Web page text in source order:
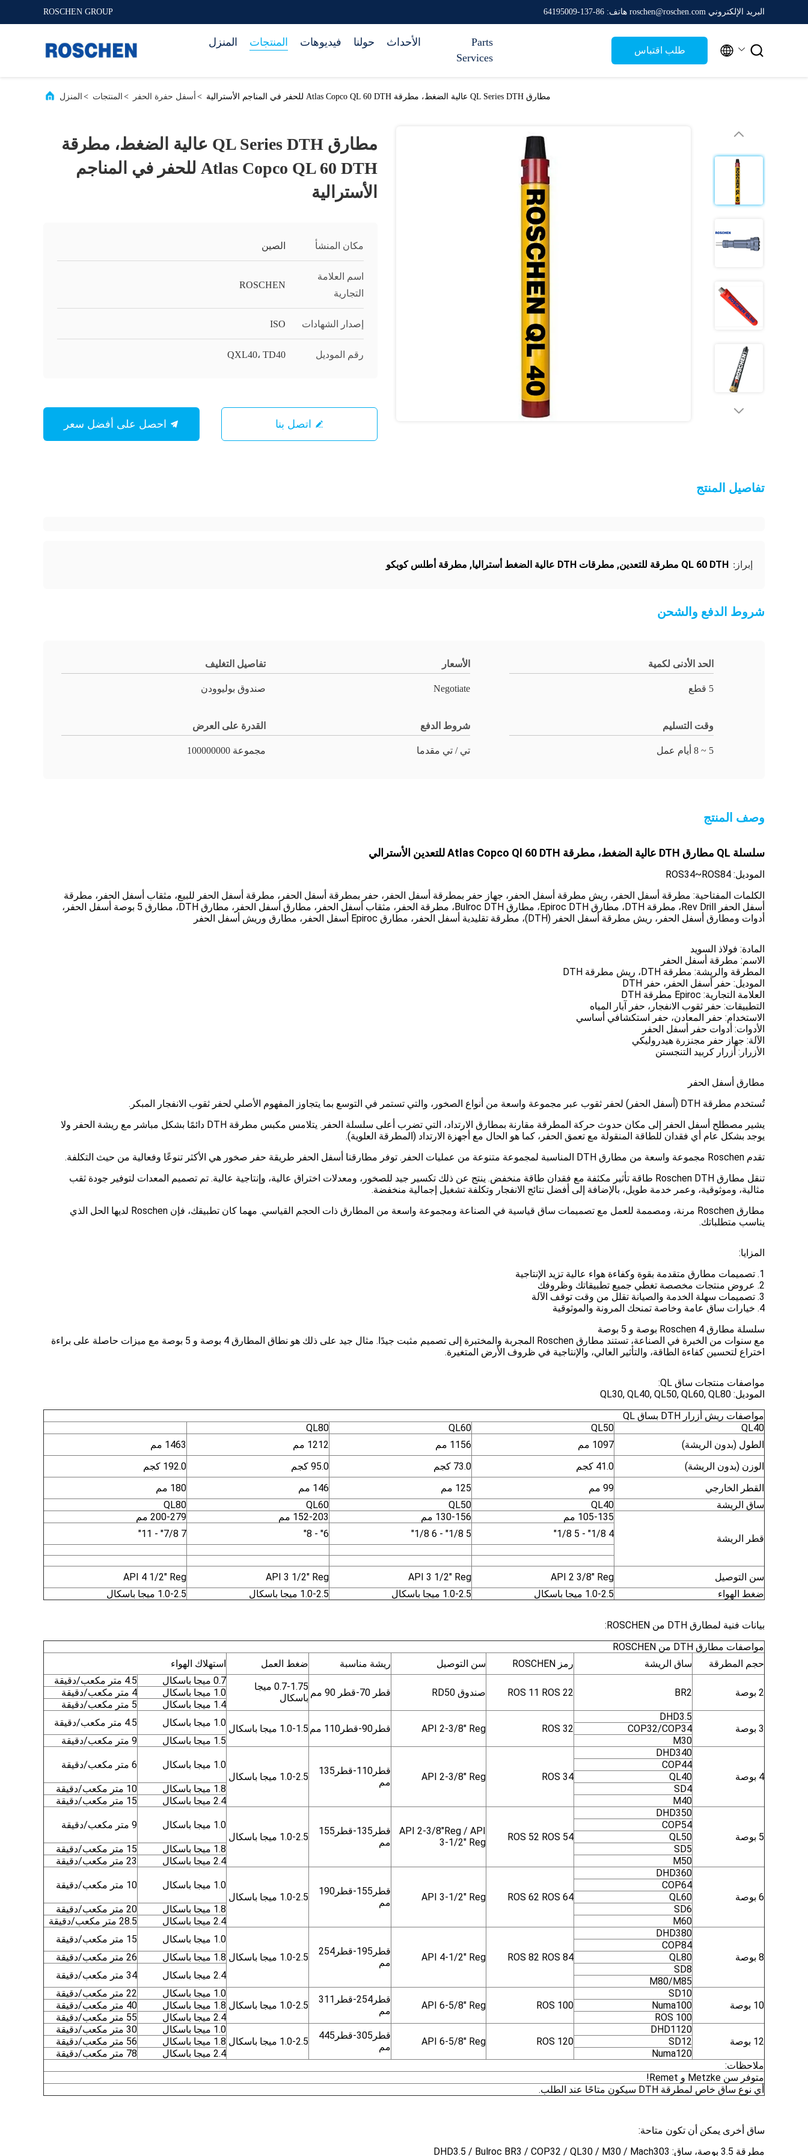
ROSCHEN GROUP البريد الإلكتروني roschen@roschen.com هاتف: 86-137-64195009
المنزل المنتجات فيديوهات حولنا الأحداث
Parts
Services
طلب اقتباس  
المنزل > المنتجات > أسفل حفرة الحفر > مطارق QL Series DTH عالية الضغط، مطرقة Atlas Copco QL 60 DTH للحفر في المناجم الأسترالية
مطارق QL Series DTH عالية الضغط، مطرقة
Atlas Copco QL 60 DTH للحفر في المناجم
الأسترالية
مكان المنشأ الصين
اسم العلامة
التجارية
ROSCHEN
إصدار الشهادات ISO
رقم الموديل QXL40، TD40
تفاصيل المنتج
إبراز: QL 60 DTH مطرقة للتعدين , مطرقات DTH عالية الضغط أستراليا , مطرقة أطلس كوبكو
شروط الدفع والشحن
الحد الأدنى لكمية
5 قطع
الأسعار
Negotiate
تفاصيل التغليف
صندوق بوليوودن
وقت التسليم
5 ~ 8 أيام عمل
شروط الدفع
تي / تي مقدما
القدرة على العرض
مجموعة 100000000
وصف المنتج
سلسلة QL مطارق DTH عالية الضغط، مطرقة Atlas Copco Ql 60 DTH للتعدين الأسترالي
الموديل: ROS34~ROS84
الكلمات المفتاحية: مطرقة أسفل الحفر، ريش مطرقة أسفل الحفر، جهاز حفر بمطرقة أسفل الحفر، حفر بمطرقة أسفل الحفر، مطرقة أسفل الحفر للبيع، مثقاب أسفل الحفر، مطرقة
أسفل الحفر Rev Drill، مطرقة DTH، مطارق Epiroc DTH، مطارق Bulroc DTH، مطرقة الحفر، مثقاب أسفل الحفر، مطارق أسفل الحفر، مطارق DTH، مطارق 5 بوصة أسفل الحفر،
أدوات ومطارق أسفل الحفر، ريش مطرقة أسفل الحفر (DTH)، مطرقة تقليدية أسفل الحفر، مطارق Epiroc أسفل الحفر، مطارق وريش أسفل الحفر
المادة: فولاذ السويد
الاسم: مطرقة أسفل الحفر
المطرقة والريشة: مطرقة DTH، ريش مطرقة DTH
الموديل: حفر أسفل الحفر، حفر DTH
العلامة التجارية:
مطرقة DTH
التطبيقات: حفر ثقوب الانفجار، حفر آبار المياه
الاستخدام: حفر المعادن، حفر استكشافي أساسي
الأدوات: أدوات حفر أسفل الحفر
الآلة: جهاز حفر مجنزرة هيدروليكي
الأزرار: أزرار كربيد التنجستن
مطارق أسفل الحفر
تُستخدم مطرقة DTH (أسفل الحفر) لحفر ثقوب عبر مجموعة واسعة من أنواع الصخور، والتي تستمر في التوسع بما يتجاوز المفهوم الأصلي لحفر ثقوب الانفجار المبكر.
يشير مصطلح أسفل الحفر إلى مكان حدوث حركة المطرقة مقارنة بمطارق الارتداد، التي تضرب أعلى سلسلة الحفر. يتلامس مكبس مطرقة DTH دائمًا بشكل مباشر مع ريشة الحفر ولا
يوجد بشكل عام أي فقدان للطاقة المنقولة مع تعمق الحفر، كما هو الحال مع أجهزة الارتداد (المطرقة العلوية).
تقدم Roschen مجموعة واسعة من مطارق DTH المناسبة لمجموعة متنوعة من عمليات الحفر. توفر مطارقنا أسفل الحفر طريقة حفر صخور هي الأكثر تنوعًا وفعالية من حيث التكلفة.
تنقل مطارق Roschen DTH طاقة تأثير مكثفة مع فقدان طاقة منخفض. ينتج عن ذلك تكسير جيد للصخور، ومعدلات اختراق عالية، وإنتاجية عالية. تم تصميم المعدات لتوفير جودة ثقب
مثالية، وموثوقية، وعمر خدمة طويل، بالإضافة إلى أفضل نتائج الانفجار وتكلفة تشغيل إجمالية منخفضة.
مطارق Roschen مرنة، ومصممة للعمل مع تصميمات ساق قياسية في الصناعة ومجموعة واسعة من المطارق ذات الحجم القياسي. مهما كان تطبيقك، فإن Roschen لديها الحل الذي
يناسب متطلباتك.
المزايا:
1. تصميمات مطارق متقدمة بقوة وكفاءة هواء عالية تزيد الإنتاجية
2. عروض منتجات مخصصة تغطي جميع تطبيقاتك وظروفك
3. تصميمات سهلة الخدمة والصيانة تقلل من وقت توقف الآلة
4. خيارات ساق عامة وخاصة تمنحك المرونة والموثوقية
سلسلة مطارق Roschen 4 بوصة و 5 بوصة
مع سنوات من الخبرة في الصناعة، تستند مطارق Roschen المجربة والمختبرة إلى تصميم مثبت جيدًا. مثال جيد على ذلك هو نطاق المطارق 4 بوصة و 5 بوصة مع ميزات حاصلة على براءة
اختراع لتحسين كفاءة الطاقة، والتأثير العالي، والإنتاجية في ظروف الأرض المتغيرة.
مواصفات منتجات ساق QL:
الموديل: QL30, QL40, QL50, QL60, QL80
مواصفات ريش أزرار DTH بساق QL
QL40
QL50
QL60
QL80
الطول (بدون الريشة)
1097 مم 1156 مم 1212 مم
1463 مم
الوزن (بدون الريشة)
41.0 كجم 73.0 كجم 95.0 كجم
192.0 كجم
القطر الخارجي
99 مم 125 مم 146 مم
180 مم
ساق الريشة
QL40
QL50
QL60
QL80
قطر الريشة
105-135 مم 130-156 مم 152-203 مم
200-279 مم
4 1/8" - 5 1/8"
5 1/8" - 6 1/8"
6" - 8"
7 7/8" - 11"
سن التوصيل API 2 3/8" Reg
API 3 1/2" Reg
API 3 1/2" Reg
API 4 1/2" Reg
ضغط الهواء
1.0-2.5 ميجا باسكال 1.0-2.5 ميجا باسكال 1.0-2.5 ميجا باسكال 1.0-2.5 ميجا باسكال
بيانات فنية لمطارق DTH من ROSCHEN:
مواصفات مطارق DTH من ROSCHEN
حجم المطرقة
ساق الريشة رمز ROSCHEN سن التوصيل ريشة مناسبة ضغط العمل استهلاك الهواء
2 بوصة BR2
ROS 11 ROS 22 صندوق RD50 قطر 70-قطر 90 مم
0.7-1.75 ميجا
باسكال
0.7 ميجا باسكال
4.5 متر مكعب/دقيقة
1.0 ميجا باسكال
4 متر مكعب/دقيقة
1.4 ميجا باسكال
5 متر مكعب/دقيقة
3 بوصة
DHD3.5
ROS 32
API 2-3/8" Reg قطر 90- قطر 110 مم 1.0-1.5 ميجا باسكال
1.0 ميجا باسكال 4.5 متر مكعب/دقيقة
COP32/COP34
M30
1.5 ميجا باسكال 9 متر مكعب/دقيقة
4 بوصة
DHD340
ROS 34
API 2-3/8" Reg
قطر 110- قطر 135
مم
1.0-2.5 ميجا باسكال
1.0 ميجا باسكال 6 متر مكعب/دقيقة
COP44
QL40
SD4
1.8 ميجا باسكال
10 متر مكعب/دقيقة
M40
2.4 ميجا باسكال 15 متر مكعب/دقيقة
5 بوصة
DHD350
ROS 52 ROS 54
API 2-3/8"Reg / API
3-1/2" Reg
قطر 135- قطر 155
مم
1.0-2.5 ميجا باسكال
1.0 ميجا باسكال 9 متر مكعب/دقيقة
COP54
QL50
SD5
1.8 ميجا باسكال
15 متر مكعب/دقيقة
M50
2.4 ميجا باسكال 23 متر مكعب/دقيقة
6 بوصة
DHD360
ROS 62 ROS 64
API 3-1/2" Reg
قطر 155- قطر 190
مم
1.0-2.5 ميجا باسكال
1.0 ميجا باسكال 10 متر مكعب/دقيقة
COP64
QL60
SD6
1.8 ميجا باسكال
20 متر مكعب/دقيقة
M60
2.4 ميجا باسكال 28.5 متر مكعب/دقيقة
8 بوصة
DHD380
ROS 82 ROS 84
API 4-1/2" Reg
قطر 195- قطر 254
مم
1.0-2.5 ميجا باسكال
1.0 ميجا باسكال 15 متر مكعب/دقيقة
COP84
QL80
1.8 ميجا باسكال
26 متر مكعب/دقيقة
SD8
2.4 ميجا باسكال 34 متر مكعب/دقيقة
M80/M85
10 بوصة
SD10
ROS 100
API 6-5/8" Reg
قطر 254- قطر 311
مم
1.0-2.5 ميجا باسكال
1.0 ميجا باسكال
22 متر مكعب/دقيقة
Numa100
1.8 ميجا باسكال
40 متر مكعب/دقيقة
ROS 100
2.4 ميجا باسكال 55 متر مكعب/دقيقة
12 بوصة
DHD1120
ROS 120
API 6-5/8" Reg
قطر 305- قطر 445
مم
1.0-2.5 ميجا باسكال
1.0 ميجا باسكال
30 متر مكعب/دقيقة
SD12
1.8 ميجا باسكال
56 متر مكعب/دقيقة
Numa120
2.4 ميجا باسكال
78 متر مكعب/دقيقة
ملاحظات:
متوفر سن Metzke و Remet!
أي نوع ساق خاص لمطرقة DTH سيكون متاحًا عند الطلب.
ساق أخرى يمكن أن تكون متاحة:
مطرقة 3.5 بوصة، ساق: DHD3.5 / Bulroc BR3 / COP32 / QL30 / M30 / Mach303